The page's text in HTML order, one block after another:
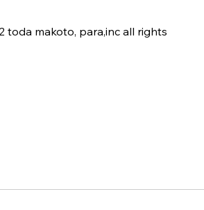
toda makoto, para,inc all rights